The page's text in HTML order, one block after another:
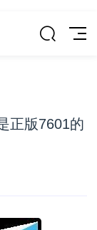
正版7601的